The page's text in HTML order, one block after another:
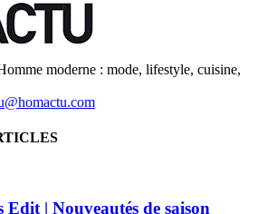
moderne : mode, lifestyle, cuisine,
Edit | Nouveautés de saison